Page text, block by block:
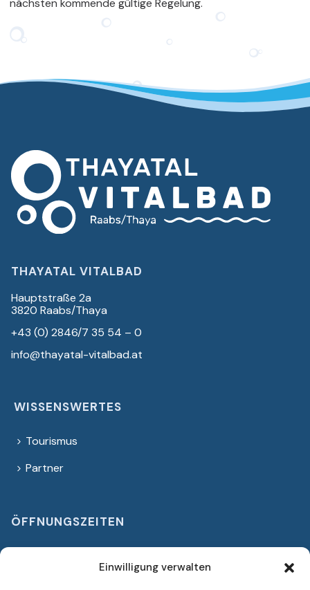
Einwilligung verwalten
nächsten kommende gültige Regelung.
THAYATAL VITALBAD
Hauptstraße 2a
3820 Raabs/Thaya
+43 (0) 2846/7 35 54 – 0
info@thayatal-vitalbad.at
WISSENSWERTES
Tourismus
Partner
ÖFFNUNGSZEITEN
Ganzjähig geöffnet